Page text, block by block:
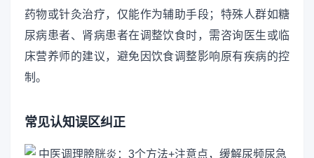
药物或针灸治疗，仅能作为辅助手段；特殊人群如糖
尿病患者、肾病患者在调整饮食时，需咨询医生或临
床营养师的建议，避免因饮食调整影响原有疾病的控
制。
常见认知误区纠正